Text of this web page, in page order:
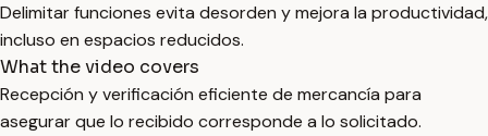
Delimitar funciones evita desorden y mejora la productividad,
incluso en espacios reducidos.
What the video covers
Recepción y verificación eficiente de mercancía para
asegurar que lo recibido corresponde a lo solicitado.